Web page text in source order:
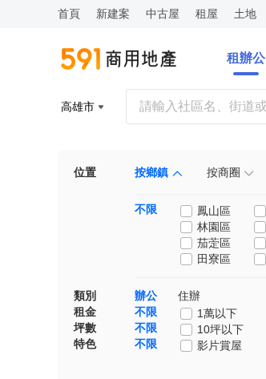
首頁 新建案 中古屋 租屋 土地
租辦公
高雄市
位置 按鄉鎮 按商圈
不限 鳳山區
林園區
茄萣區
田寮區
類別 辦公
住辦
租金
不限 1萬以下
坪數
不限 10坪以下
特色
不限 影片賞屋